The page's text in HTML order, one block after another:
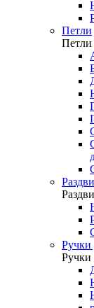
Петли
Петли
Ручки
Ручки